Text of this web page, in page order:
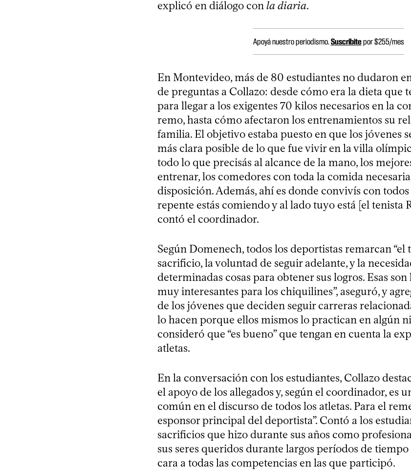
explicó en diálogo conla diaria.
Apoyá nuestro periodismo.Suscribitepor $255/mes
En Montevideo, más de 80 estudiantes no dudaron
de preguntas a Collazo: desde cómo era la dieta que
para llegar a los exigentes 70 kilos necesarios en la
remo, hasta cómo afectaron los entrenamientos su
familia. El objetivo estaba puesto en que los jóvenes
más clara posible de lo que fue vivir en la villa
todo lo que precisás al alcance de la mano, los
entrenar, los comedores con toda la comida
disposición. Además, ahí es donde convivís con
repente estás comiendo y al lado tuyo está [el tenista
contó el coordinador.
Según Domenech, todos los deportistas remarcan “el
sacrificio, la voluntad de seguir adelante, y la
determinadas cosas para obtener sus logros. Esas
muy interesantes para los chiquilines”, aseguró, y
de los jóvenes que deciden seguir carreras
lo hacen porque ellos mismos lo practican en algún
consideró que “es bueno” que tengan en cuenta la
atletas.
En la conversación con los estudiantes, Collazo
el apoyo de los allegados y, según el coordinador, es
común en el discurso de todos los atletas. Para el
esponsor principal del deportista”. Contó a los
sacrificios que hizo durante sus años como
sus seres queridos durante largos períodos de
cara a todas las competencias en las que participó.